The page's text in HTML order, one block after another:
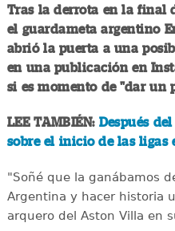
Tras la derrota en la final
el guardameta argentino
abrió la puerta a una
en una publicación en
si es momento de "dar un
LEE TAMBIÉN: Después
sobre el inicio de las ligas
"Soñé que la ganábamos
Argentina y hacer historia
arquero del Aston Villa en